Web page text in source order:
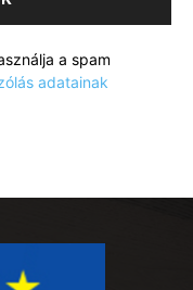
a spam
adatainak